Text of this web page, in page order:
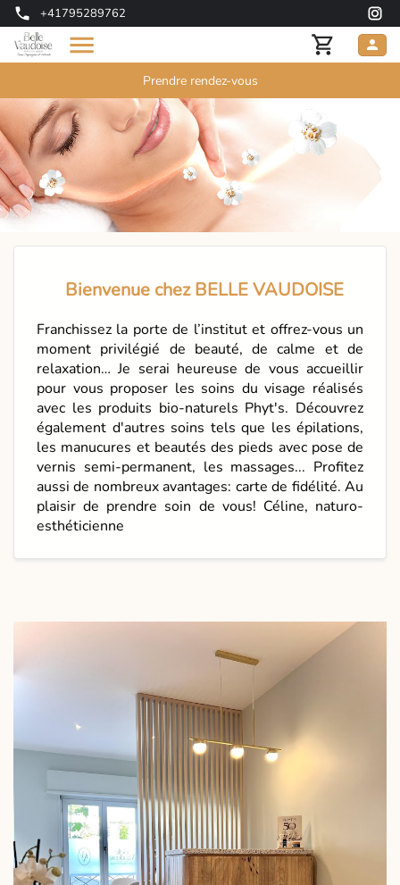
+41795289762
Prendre rendez-vous
Bienvenue chez BELLE VAUDOISE
Franchissez la porte de l’institut et offrez-vous un
moment privilégié de beauté, de calme et de
relaxation… Je serai heureuse de vous accueillir
pour vous proposer les soins du visage réalisés
avec les produits bio-naturels Phyt's. Découvrez
également d'autres soins tels que les épilations,
les manucures et beautés des pieds avec pose de
vernis semi-permanent, les massages... Profitez
aussi de nombreux avantages: carte de fidélité. Au
plaisir de prendre soin de vous! Céline, naturo-
esthéticienne